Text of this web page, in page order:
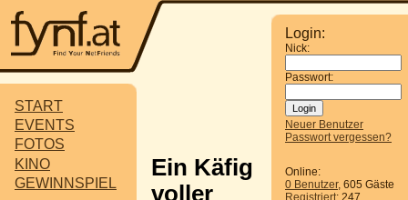
START
EVENTS
FOTOS
KINO
GEWINNSPIEL
Login:
Nick:
Passwort:
Neuer Benutzer
Passwort vergessen?
Online:
0 Benutzer, 605 Gäste
Registriert: 247
Ein Käfig
voller